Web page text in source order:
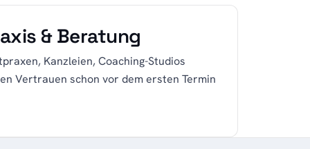
& Beratung
Kanzleien, Coaching-Studios
Vertrauen schon vor dem ersten Termin